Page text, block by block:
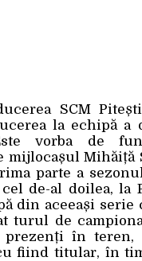
SCM
la echipă a
vorba de
mijlocașul Mihăiță
parte a
de-al doilea, la
din aceeași serie
turul de
prezenți în teren,
fiind titular, în